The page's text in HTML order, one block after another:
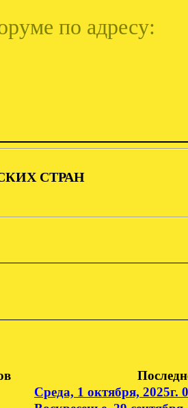
по адресу:
СТРАН
Среда, 1 октября, 2025г.